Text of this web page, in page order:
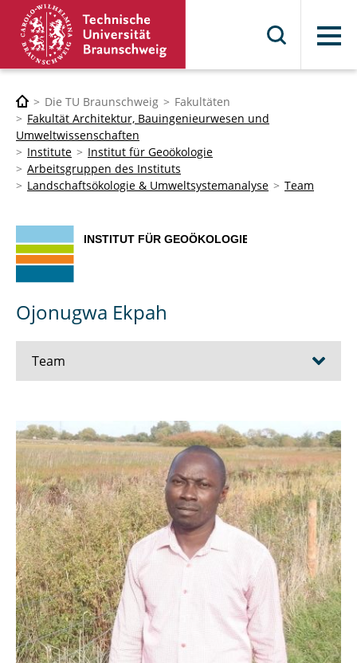
Menü
Die TU Braunschweig
Fakultäten
Fakultät Architektur, Bauingenieurwesen und
Umweltwissenschaften
Institute
Institut für Geoökologie
Arbeitsgruppen des Instituts
Landschaftsökologie & Umweltsystemanalyse
Team
Ojonugwa Ekpah
Team
Britta Ashi
Ojonugwa Ekpah
Dr. Diana Goertzen
Jolan Hogreve
Dr. Swantje Löbel
Dr. Dania Richter